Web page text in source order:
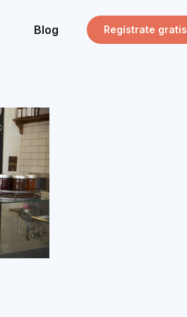
Blog Regístrate gratis